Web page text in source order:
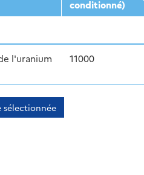
conditionné)
l'uranium
11000
sélectionnée